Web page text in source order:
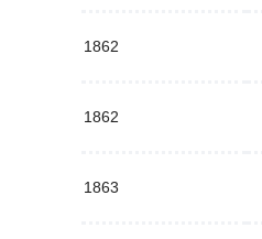
1862
1862
1863